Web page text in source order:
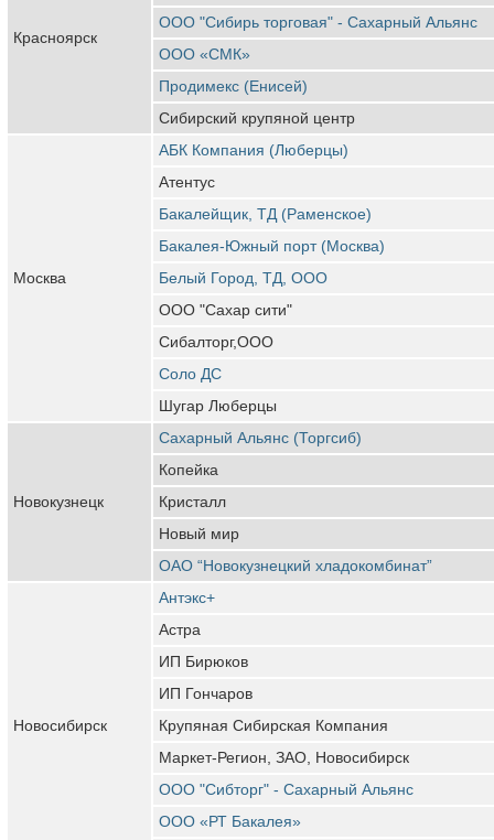
Красноярск
ООО "Сибирь торговая" - Сахарный Альянс
ООО «СМК»
Продимекс (Енисей)
Сибирский крупяной центр
Москва
АБК Компания (Люберцы)
Атентус
Бакалейщик, ТД (Раменское)
Бакалея-Южный порт (Москва)
Белый Город, ТД, ООО
ООО "Сахар сити"
Сибалторг,ООО
Соло ДС
Шугар Люберцы
Новокузнецк
Сахарный Альянс (Торгсиб)
Копейка
Кристалл
Новый мир
ОАО “Новокузнецкий хладокомбинат”
Новосибирск
Антэкс+
Астра
ИП Бирюков
ИП Гончаров
Крупяная Сибирская Компания
Маркет-Регион, ЗАО, Новосибирск
ООО "Сибторг" - Сахарный Альянс
ООО «РТ Бакалея»